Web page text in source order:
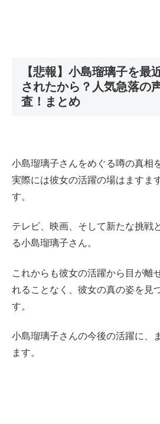
【悲報】小島瑠璃子を最
されたから？人気急落の
査！まとめ
小島瑠璃子さんをめぐる噂の真相
実際には彼女の活躍の場はますま
す。
テレビ、映画、そして新たな挑戦
る小島瑠璃子さん。
これからも彼女の活躍から目が離
れることなく、彼女の真の姿を見
す。
小島瑠璃子さんの今後の活躍に、
ます。